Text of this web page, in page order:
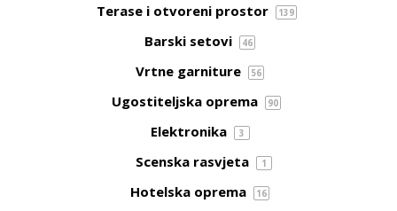
Terase i otvoreni prostor 139
Barski setovi 46
Vrtne garniture 56
Ugostiteljska oprema 90
Elektronika 3
Scenska rasvjeta 1
Hotelska oprema 16